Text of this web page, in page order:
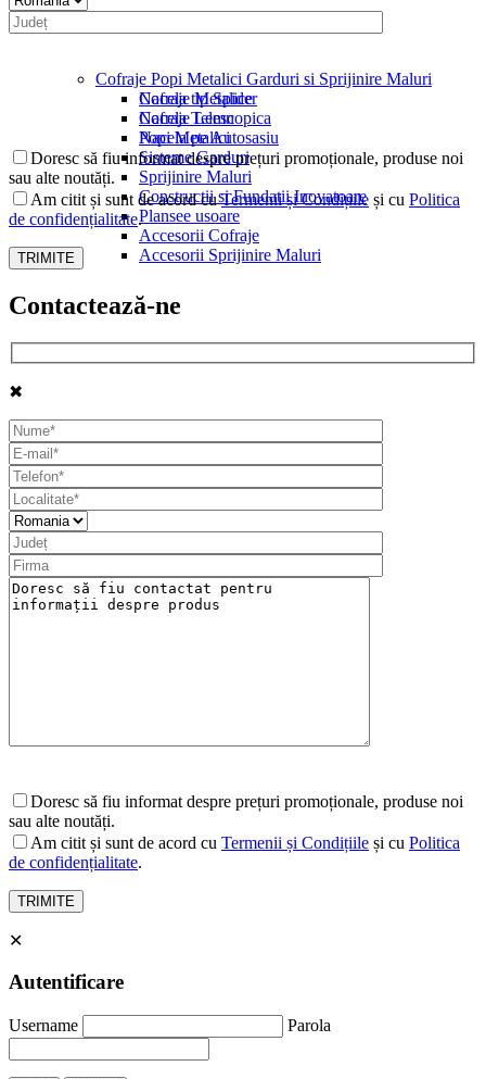
Nacela tip Spider
Nacela Telescopica
Nacela pe Autosasiu
Cofraje Popi Metalici Garduri si Sprijinire Maluri
Cofraje Metalice
Cofraje Lemn
Popi Metalici
Sisteme Garduri
Sprijinire Maluri
Constructii si Fundatii Inovatoare
Plansee usoare
Accesorii Cofraje
Accesorii Sprijinire Maluri
Compresoare
Motocompresoare
Doresc să fiu informat despre prețuri promoționale, produse noi
sau alte noutăți.
Am citit și sunt de acord cuTermenii și Condițiile și cu Politica
de confidențialitate.
Contactează-ne
✖
Doresc să fiu informat despre prețuri promoționale, produse noi
sau alte noutăți.
Am citit și sunt de acord cu Termenii și Condițiile și cu Politica
de confidențialitate.
✕
Autentificare
Username Parola